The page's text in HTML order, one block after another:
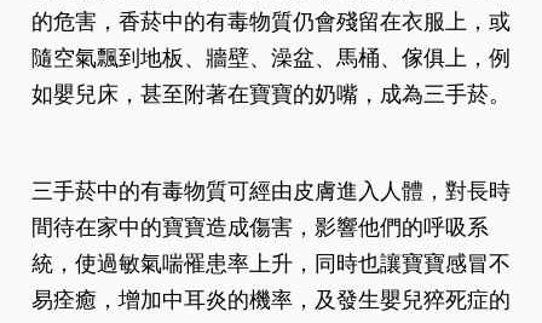
的危害，香菸中的有毒物質仍會殘留在衣服上，或
隨空氣飄到地板、牆壁、澡盆、馬桶、傢俱上，例
如嬰兒床，甚至附著在寶寶的奶嘴，成為三手菸。
三手菸中的有毒物質可經由皮膚進入人體，對長時
間待在家中的寶寶造成傷害，影響他們的呼吸系
統，使過敏氣喘罹患率上升，同時也讓寶寶感冒不
易痊癒，增加中耳炎的機率，及發生嬰兒猝死症的